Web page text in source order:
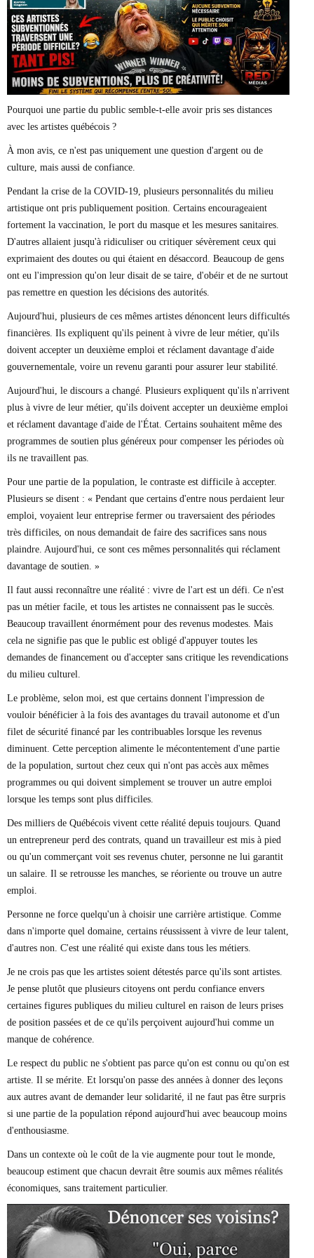
Marie-Eve Doyon
Mathieu Bock Côté
Nathalie Elgrably
Normand Lester
Philippe Léger
Pierre Martin
Remi Nadeau
Richard Béliveau
Richard Martineau
Réjean Parent
Steve E. Fortin
Sophie Durocher
Véronyque Tremblay
Pourquoi une partie du public semble-t-elle avoir pris ses distances
avec les artistes québécois ?
À mon avis, ce n'est pas uniquement une question d'argent ou de
culture, mais aussi de confiance.
Pendant la crise de la COVID-19, plusieurs personnalités du milieu
artistique ont pris publiquement position. Certains encourageaient
fortement la vaccination, le port du masque et les mesures sanitaires.
D'autres allaient jusqu'à ridiculiser ou critiquer sévèrement ceux qui
exprimaient des doutes ou qui étaient en désaccord. Beaucoup de gens
ont eu l'impression qu'on leur disait de se taire, d'obéir et de ne surtout
pas remettre en question les décisions des autorités.
Aujourd'hui, plusieurs de ces mêmes artistes dénoncent leurs difficultés
financières. Ils expliquent qu'ils peinent à vivre de leur métier, qu'ils
doivent accepter un deuxième emploi et réclament davantage d'aide
gouvernementale, voire un revenu garanti pour assurer leur stabilité.
Aujourd'hui, le discours a changé. Plusieurs expliquent qu'ils n'arrivent
plus à vivre de leur métier, qu'ils doivent accepter un deuxième emploi
et réclament davantage d'aide de l'État. Certains souhaitent même des
programmes de soutien plus généreux pour compenser les périodes où
ils ne travaillent pas.
Pour une partie de la population, le contraste est difficile à accepter.
Plusieurs se disent : « Pendant que certains d'entre nous perdaient leur
emploi, voyaient leur entreprise fermer ou traversaient des périodes
très difficiles, on nous demandait de faire des sacrifices sans nous
plaindre. Aujourd'hui, ce sont ces mêmes personnalités qui réclament
davantage de soutien. »
Il faut aussi reconnaître une réalité : vivre de l'art est un défi. Ce n'est
pas un métier facile, et tous les artistes ne connaissent pas le succès.
Beaucoup travaillent énormément pour des revenus modestes. Mais
cela ne signifie pas que le public est obligé d'appuyer toutes les
demandes de financement ou d'accepter sans critique les revendications
du milieu culturel.
Le problème, selon moi, est que certains donnent l'impression de
vouloir bénéficier à la fois des avantages du travail autonome et d'un
filet de sécurité financé par les contribuables lorsque les revenus
diminuent. Cette perception alimente le mécontentement d'une partie
de la population, surtout chez ceux qui n'ont pas accès aux mêmes
programmes ou qui doivent simplement se trouver un autre emploi
lorsque les temps sont plus difficiles.
Des milliers de Québécois vivent cette réalité depuis toujours. Quand
un entrepreneur perd des contrats, quand un travailleur est mis à pied
ou qu'un commerçant voit ses revenus chuter, personne ne lui garantit
un salaire. Il se retrousse les manches, se réoriente ou trouve un autre
emploi.
Personne ne force quelqu'un à choisir une carrière artistique. Comme
dans n'importe quel domaine, certains réussissent à vivre de leur talent,
d'autres non. C'est une réalité qui existe dans tous les métiers.
Je ne crois pas que les artistes soient détestés parce qu'ils sont artistes.
Je pense plutôt que plusieurs citoyens ont perdu confiance envers
certaines figures publiques du milieu culturel en raison de leurs prises
de position passées et de ce qu'ils perçoivent aujourd'hui comme un
manque de cohérence.
Le respect du public ne s'obtient pas parce qu'on est connu ou qu'on est
artiste. Il se mérite. Et lorsqu'on passe des années à donner des leçons
aux autres avant de demander leur solidarité, il ne faut pas être surpris
si une partie de la population répond aujourd'hui avec beaucoup moins
d'enthousiasme.
Dans un contexte où le coût de la vie augmente pour tout le monde,
beaucoup estiment que chacun devrait être soumis aux mêmes réalités
économiques, sans traitement particulier.